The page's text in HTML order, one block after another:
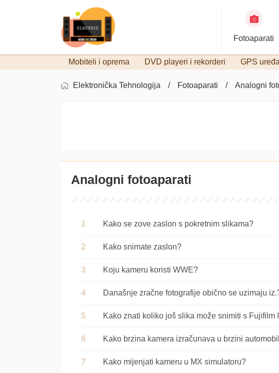
Fotoaparati
Mobiteli i oprema DVD playeri i rekorderi GPS
Elektronička Tehnologija Fotoaparati Analogni
Analogni fotoaparati
Kako se zove zaslon s pokretnim slikama?
Kako snimate zaslon?
Koju kameru koristi WWE?
Današnje zračne fotografije obično se uzimaju
Kako znati koliko još slika može snimiti s Fujifilm
Kako brzina kamera izračunava u brzini
Kako mijenjati kameru u MX simulatoru?